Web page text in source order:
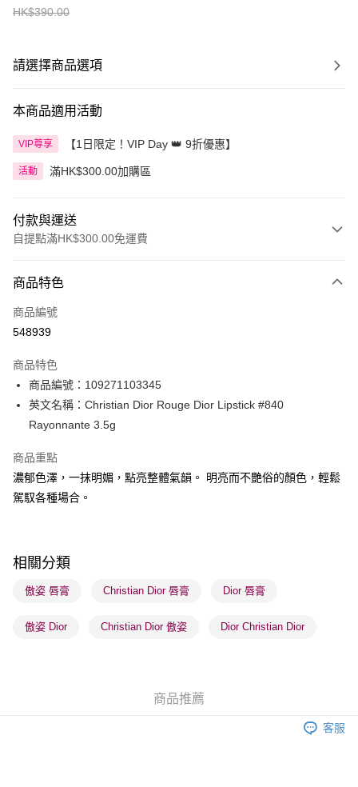
HK$390.00
請選擇商品選項
本商品適用活動
VIP尊享 【1日限定！VIP Day 👑 9折優惠】
活動 滿HK$300.00加購區
付款與運送
自提點滿HK$300.00免運費
信用卡
Apple Pay
PayMe
WeChat Pay
送貨方式
順豐自助櫃 - 確認發貨後1-3個工作天送達
順豐站及營業點 - 確認發貨後1-3個工作天送達
物流公司進行物流配送
取。逾期會取消訂單，並不會安排重寄
商品特色
商品編號
548939
商品特色
商品編號：109271103345
英文名稱：Christian Dior Rouge Dior Lipstick #840
Rayonnante 3.5g
商品重點
濃郁色澤，一抹明媚，點亮整體氣韻。 明亮而不艷俗的顏色，輕鬆
駕馭各種場合。
相關分類
傲姿 唇膏 Christian Dior 唇膏 Dior 唇膏
傲姿 Dior Christian Dior 傲姿 Dior Christian Dior
商品推薦
客服